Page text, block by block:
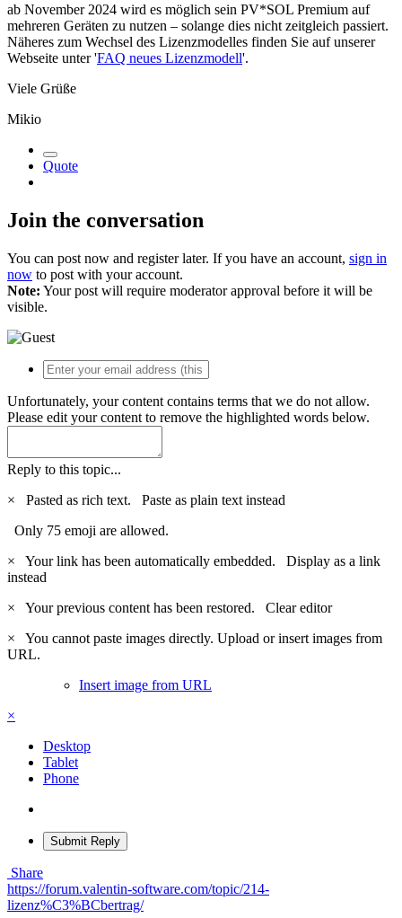
ab November 2024 wird es möglich sein PV*SOL Premium auf
mehreren Geräten zu nutzen – solange dies nicht zeitgleich passiert.
Näheres zum Wechsel des Lizenzmodelles finden Sie auf unserer
Webseite unter 'FAQ neues Lizenzmodell'.
Viele Grüße
Mikio
Quote
Join the conversation
You can post now and register later. If you have an account, sign in
now to post with your account.
Note: Your post will require moderator approval before it will be
visible.
Unfortunately, your content contains terms that we do not allow.
Please edit your content to remove the highlighted words below.
Reply to this topic...
×
Pasted as rich text. Paste as plain text instead
Only 75 emoji are allowed.
×
Your link has been automatically embedded. Display as a link
instead
×
Your previous content has been restored. Clear editor
×
You cannot paste images directly. Upload or insert images from
URL.
Insert image from URL
×
Desktop
Tablet
Phone
Submit Reply
Share
https://forum.valentin-software.com/topic/214-
lizenz%C3%BCbertrag/